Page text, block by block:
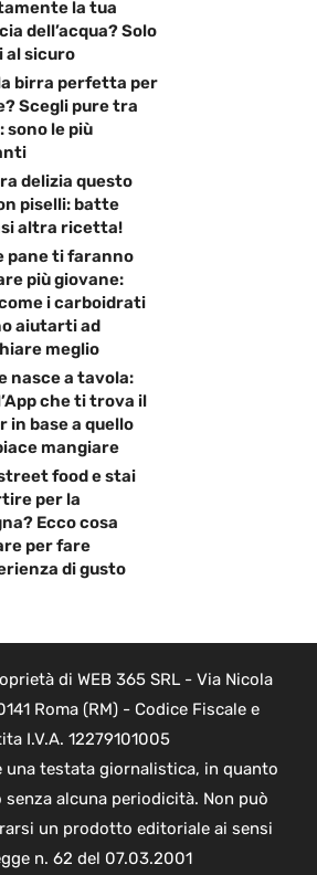
la tua
dell’acqua? Solo
al sicuro
birra perfetta per
Scegli pure tra
sono le più
delizia questo
piselli: batte
altra ricetta!
pane ti faranno
più giovane:
i carboidrati
aiutarti ad
meglio
nasce a tavola:
che ti trova il
in base a quello
mangiare
food e stai
per la
Ecco cosa
per fare
di gusto
di WEB 365 SRL - Via Nicola
Roma (RM) - Codice Fiscale e
I.V.A. 12279101005
una testata giornalistica, in quanto
alcuna periodicità. Non può
un prodotto editoriale ai sensi
n. 62 del 07.03.2001